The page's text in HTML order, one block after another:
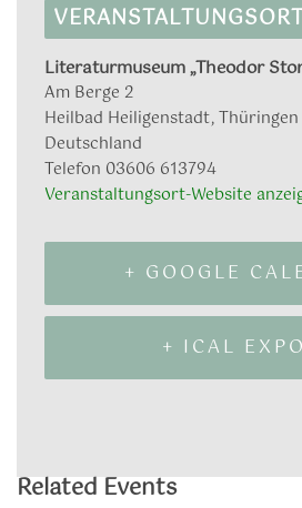
Literaturmuseum „Theodor
Am Berge 2
Heilbad Heiligenstadt,Thüringen
Deutschland
Telefon 03606 613794
Veranstaltungsort-Website
+ GOOGLE
+ ICAL
Related Events